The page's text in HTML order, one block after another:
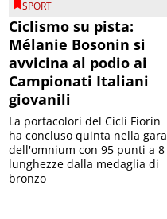
SPORT
Ciclismo su pista:
Mélanie Bosonin si
avvicina al podio ai
Campionati Italiani
giovanili
La portacolori del Cicli Fiorin
ha concluso quinta nella gara
dell'omnium con 95 punti a 8
lunghezze dalla medaglia di
bronzo